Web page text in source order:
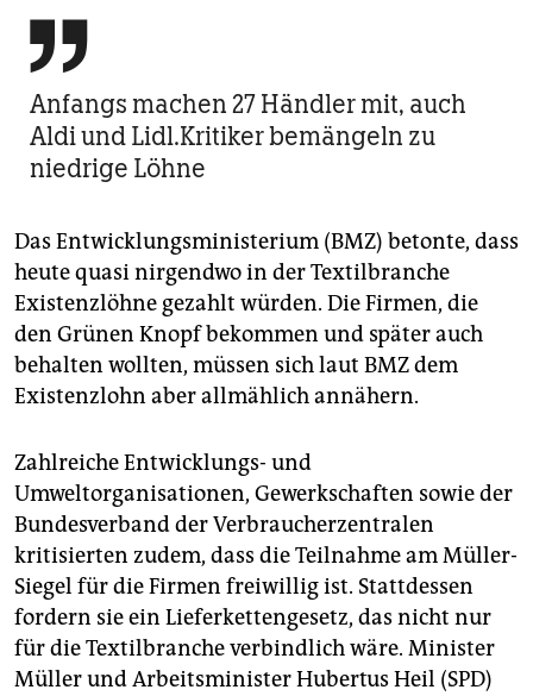

Anfangs machen 27 Händler mit, auch
Aldi und Lidl.Kritiker bemängeln zu
niedrige Löhne
Das Entwicklungsministerium (BMZ) betonte, dass
heute quasi nirgendwo in der Textilbranche
Existenzlöhne gezahlt würden. Die Firmen, die
den Grünen Knopf bekommen und später auch
behalten wollten, müssen sich laut BMZ dem
Existenzlohn aber allmählich annähern.
Zahlreiche Entwicklungs- und
Umweltorganisationen, Gewerkschaften sowie der
Bundesverband der Verbraucherzentralen
kritisierten zudem, dass die Teilnahme am Müller-
Siegel für die Firmen freiwillig ist. Stattdessen
fordern sie ein Lieferkettengesetz, das nicht nur
für die Textilbranche verbindlich wäre. Minister
Müller und Arbeitsminister Hubertus Heil (SPD)